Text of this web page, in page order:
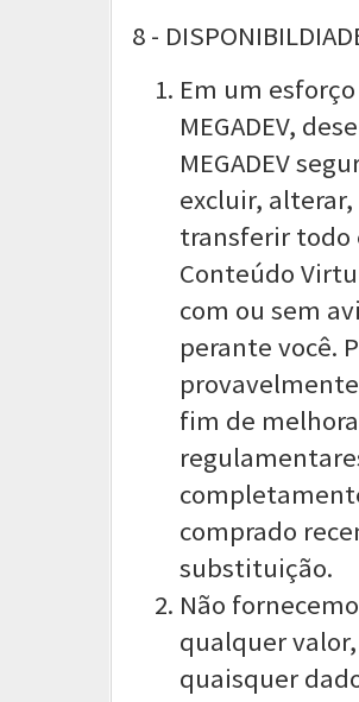
8 -
Em um
MEGADEV,
MEGADEV
excluir,
transferir todo
Conteúdo
com ou sem
perante você.
fim de
comprado
substituição.
Não
qualquer
quaisquer